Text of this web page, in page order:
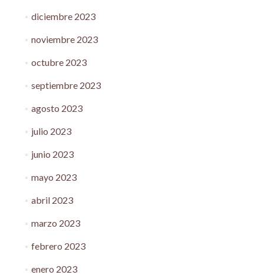
diciembre 2023
noviembre 2023
octubre 2023
septiembre 2023
agosto 2023
julio 2023
junio 2023
mayo 2023
abril 2023
marzo 2023
febrero 2023
enero 2023